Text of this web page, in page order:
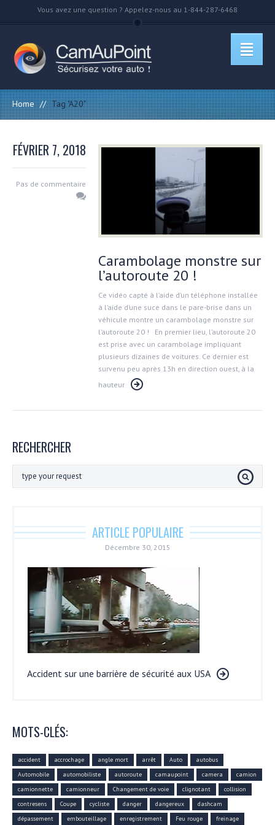
Vous avez une question ? Appelez-nous au 1-844-287-6468
Home // Tag "A20"
FÉVRIER 7, 2018
Pas de commentaire
Carambolage monstre sur
l’autoroute 20 !
Ce vidéo capté à l’aide d’un téléphone installée
à l’aide d’une suce dans le pare-brise dans un
véhicule montre un carambolage monstre sur
l’autoroute 20 ! En premier lieu, l’autoroute 20
est prise avec un carambolage impliquant
plusieurs dizaines de voitures. Ce dernier est
survenu peu après 13h en direction ouest, à la
hauteur
RECHERCHER
ARTICLE POPULAIRE
Décembre 30, 2015
Accident sur une barrière de sécurité aux USA
MOTS-CLÉS:
accident accrochage angle mort arrêt Auto
autobus
Automobile
automobiliste autoroute camaupoint camera
camion
camionnette
camionneur Changement de voie clignotant
collision
contresens
Coupe cycliste danger dangereux
dashcam
dépassement
embouteillage enregistrement Feu rouge freinage